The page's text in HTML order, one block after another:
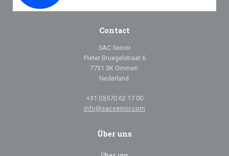
Contact
SAC Senior
Pieter Bruegelstraat 6
7731 SK Ommen
Nederland
+31 (0)570 62 17 00
info@sacsenior.com
Über uns